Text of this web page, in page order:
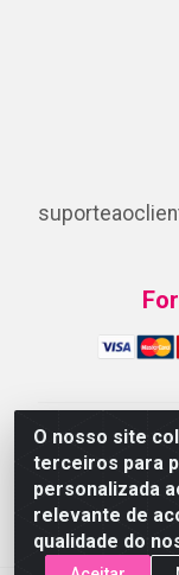
O nosso site
terceiros para
personalizada
relevante de
qualidade do
ARMAZEM
Santana/BA -